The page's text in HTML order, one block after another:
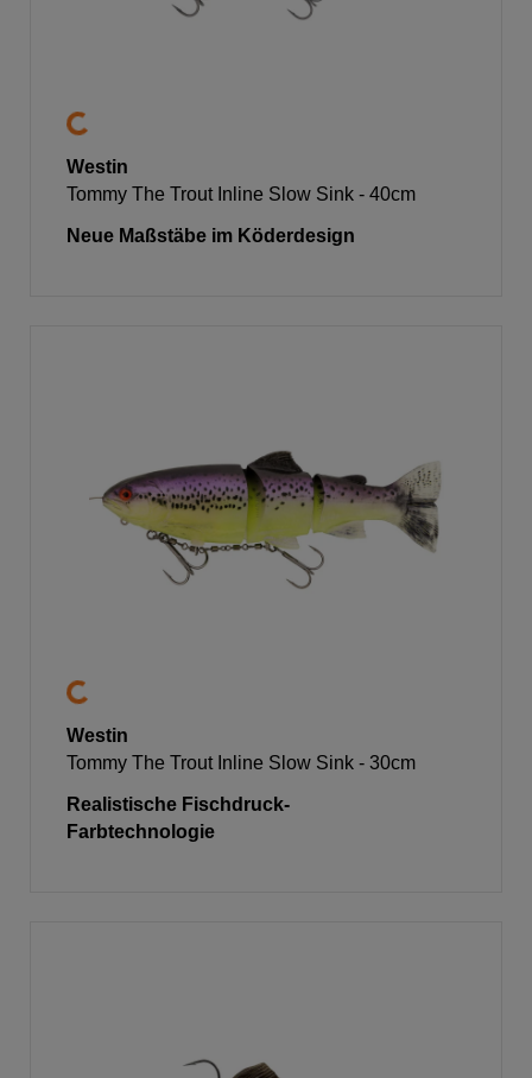
Westin
Tommy The Trout Inline Slow Sink - 40cm
Neue Maßstäbe im Köderdesign
Westin
Tommy The Trout Inline Slow Sink - 30cm
Realistische Fischdruck-
Farbtechnologie